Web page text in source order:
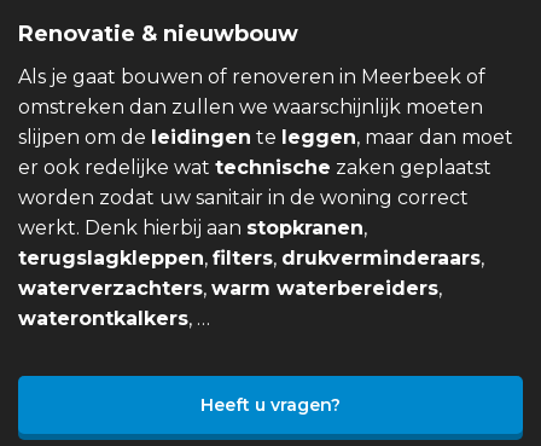
Renovatie & nieuwbouw
Als je gaat bouwen of renoveren in Meerbeek of
omstreken dan zullen we waarschijnlijk moeten
slijpen om de leidingen te leggen, maar dan moet
er ook redelijke wat technische zaken geplaatst
worden zodat uw sanitair in de woning correct
werkt. Denk hierbij aan stopkranen,
terugslagkleppen, filters, drukverminderaars,
waterverzachters, warm waterbereiders,
waterontkalkers, …
Heeft u vragen?